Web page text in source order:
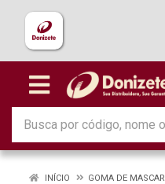
INÍCIO GOMA DE MASCAR